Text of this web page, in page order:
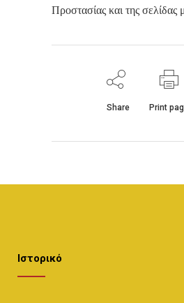
Προστασίας και της σελίδας
Share Print
Ιστορικό